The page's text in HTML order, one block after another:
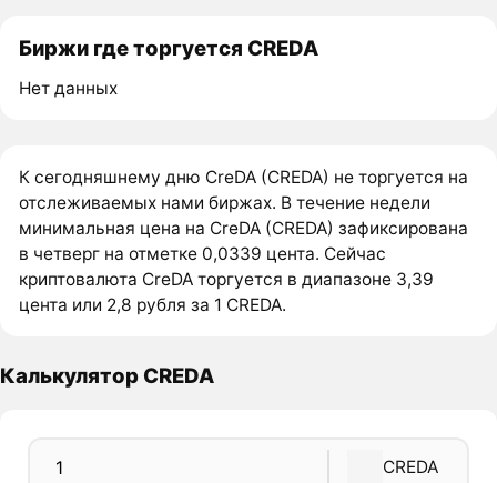
Биржи где торгуется CREDA
Нет данных
К сегодняшнему дню CreDA (CREDA) не торгуется на
отслеживаемых нами биржах. В течение недели
минимальная цена на CreDA (CREDA) зафиксирована
в четверг на отметке 0,0339 цента. Сейчас
криптовалюта CreDA торгуется в диапазоне 3,39
цента или 2,8 рубля за 1 CREDA.
Калькулятор CREDA
CREDA